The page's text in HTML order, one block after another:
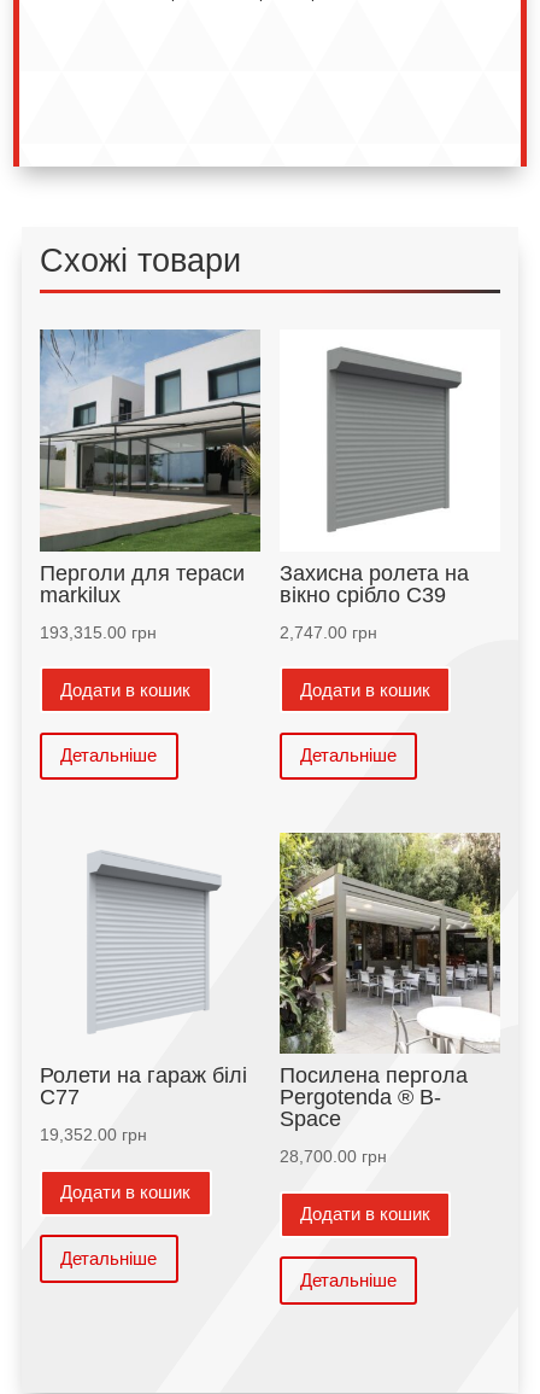
Схожі товари
Перголи для тераси
markilux
193,315.00грн
Додати в кошик
Детальніше
Захисна ролета на
вікно срібло С39
2,747.00грн
Додати в кошик
Детальніше
Ролети на гараж білі
С77
19,352.00грн
Додати в кошик
Детальніше
Посилена пергола
Pergotenda ® B-
Space
28,700.00грн
Додати в кошик
Детальніше